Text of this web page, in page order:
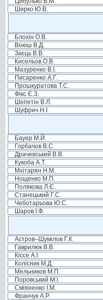
Ширко Ю.В.
Блохін О.В.
Воюш В.Д.
Заєць В.В.
Кисельов О.В.
Мазуренко В.І.
Писаренко А.Г.
Прошкуратова Т.С.
Фікс Є.З.
Шепетін В.Л.
Шуфрич Н.І.
Бауер М.Й.
Горбачов В.С.
Драчевський В.В.
Кукоба А.Т.
Мхітарян Н.М.
Нощенко М.П.
Полякова Л.Є.
Станецький Г.С.
Чеботарьова Ю.С.
Шаров І.Ф.
Астров–Шумілов Г.К.
Гаврилюк В.В.
Кіссе А.І.
Колісник М.Д.
Мельников М.П.
Поровський М.І.
Сміяненко І.М.
Франчук А.Р.